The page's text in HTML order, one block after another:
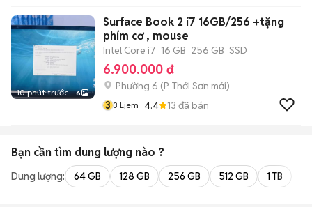
10 phút trước 6
Surface Book 2 i7 16GB/256 +tặng
phím cơ , mouse
Intel Core i7 16 GB 256 GB SSD
6.900.000 đ
Phường 6 (P. Thới Sơn mới)
3 3 Ljem 4.4 13 đã bán
Bạn cần tìm dung lượng nào ?
Dung lượng: 64 GB 128 GB 256 GB 512 GB 1 TB